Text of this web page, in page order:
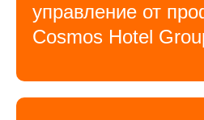
управление от
Cosmos Hotel